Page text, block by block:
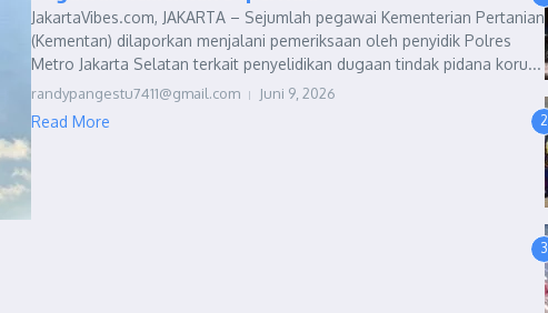
JakartaVibes.com, JAKARTA – Sejumlah pegawai Kementerian Pertanian
(Kementan) dilaporkan menjalani pemeriksaan oleh penyidik Polres
Metro Jakarta Selatan terkait penyelidikan dugaan tindak pidana koru...
randypangestu7411@gmail.com Juni 9, 2026
Read More 2
3